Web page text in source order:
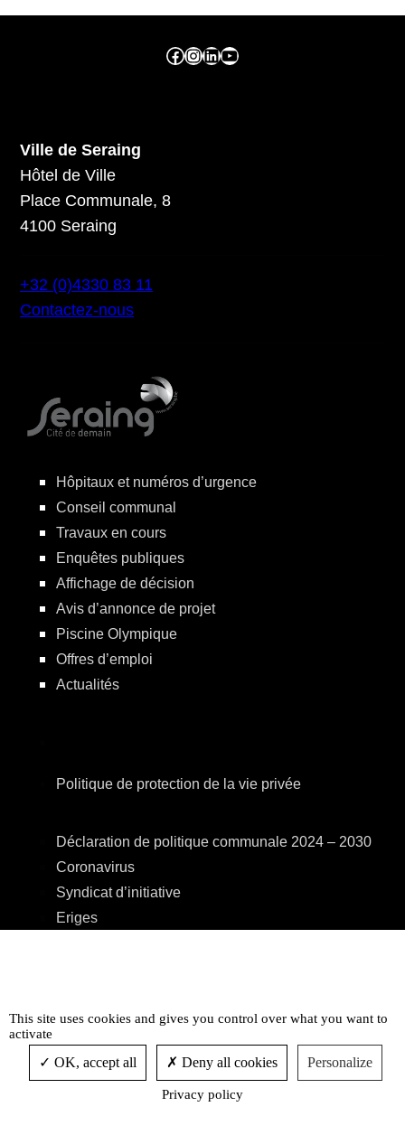
Facebook ville de seraing Instragram ville de seraing linkedin – ville de seraing YouTube
Ville de Seraing
Hôtel de Ville
Place Communale, 8
4100 Seraing
+32 (0)4330 83 11
Contactez-nous
Hôpitaux et numéros d’urgence
Conseil communal
Travaux en cours
Enquêtes publiques
Affichage de décision
Avis d’annonce de projet
Piscine Olympique
Offres d’emploi
Actualités
Politique de protection de la vie privée
Déclaration de politique communale 2024 – 2030
Coronavirus
Syndicat d’initiative
Eriges
Accessibilité
This site uses cookies and gives you control over what you want to
activate
OK, accept all Deny all cookies Personalize
Privacy policy